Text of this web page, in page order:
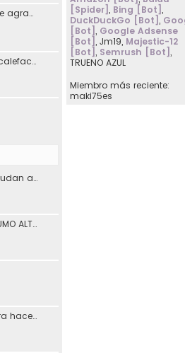
Reimplementación sistema de agradecimiento en los posts
[07107] Sustitución radiador calefacción Seat Toledo I
¿Los materiales modernos ayudan a reducir los problemas de desgaste en los coches?
PÉRDIDA DE POTENCIA Y CONSUMO ALTO ASV León
Vagcom 23.3.1 (problema para hacerlo funcionar)
[Spider], Bing [Bot],
DuckDuckGo [Bot],
[Bot], Google Adsense
[Bot], Jm19, Majestic-12
[Bot], Semrush [Bot],
TRUENO AZUL
Miembro más reciente:
maki75es